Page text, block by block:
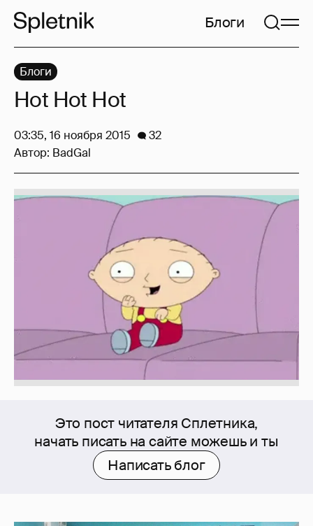
Блоги
Это пост читателя Сплетника,
начать писать на сайте можешь и ты
Написать блог
Блоги
Hot Hot Hot
03:35, 16 ноября 2015
32
Автор: BadGal